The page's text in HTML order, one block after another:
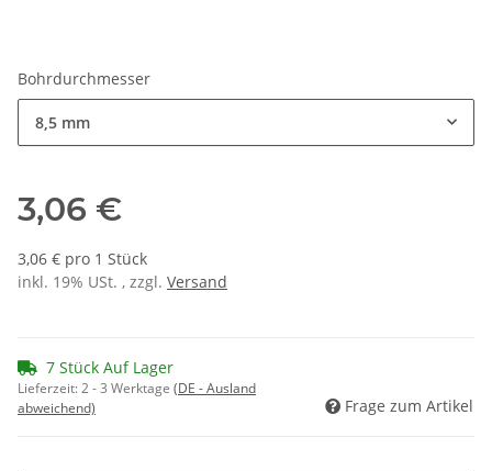
Bohrdurchmesser
8,5 mm
3,06 €
3,06 € pro 1 Stück
inkl. 19% USt. , zzgl. Versand
7 Stück Auf Lager
Lieferzeit:2 - 3 Werktage (DE - Ausland
abweichend)
Frage zum Artikel